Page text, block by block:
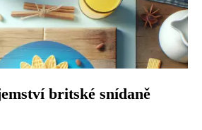
britské snídaně